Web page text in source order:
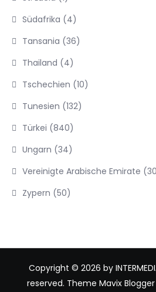
Südafrika (4)
Tansania (36)
Thailand (4)
Tschechien (10)
Tunesien (132)
Türkei (840)
Ungarn (34)
Vereinigte Arabische Emirate
Zypern (50)
Copyright © 2026 by
reserved. Theme Mavix